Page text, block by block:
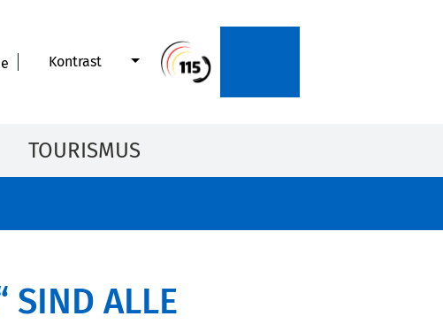
Kontrast
TOURISMUS
SIND ALLE